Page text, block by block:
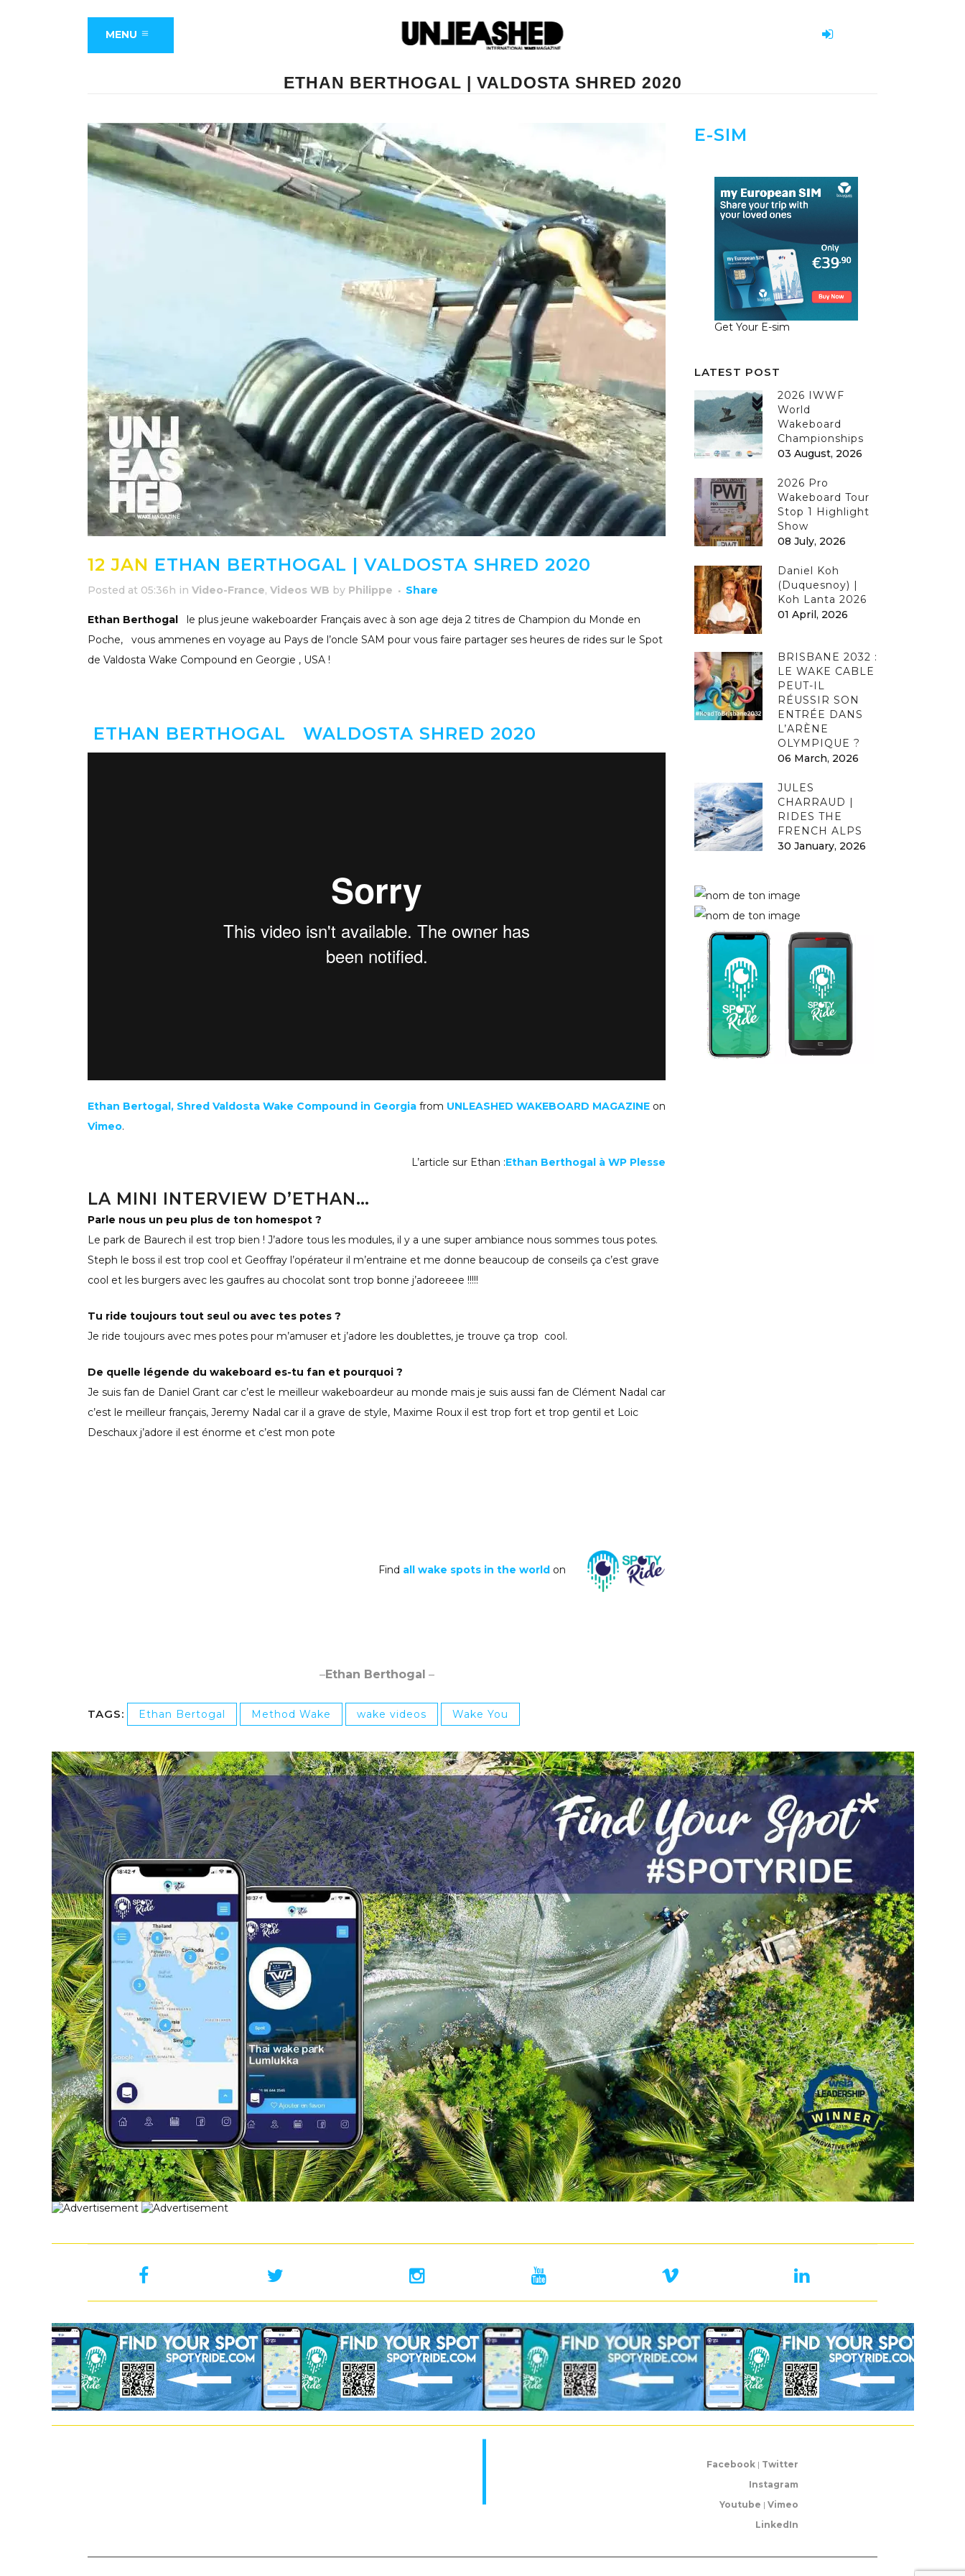
MENU
ETHAN BERTHOGAL | VALDOSTA SHRED 2020
12 JAN ETHAN BERTHOGAL | VALDOSTA SHRED 2020
Posted at 05:36h in Video-France, Videos WB by Philippe Share
Ethan Berthogal
le plus jeune wakeboarder Français avec à son age deja 2 titres de Champion du Monde en
Poche, vous ammenes en voyage au Pays de l’oncle SAM pour vous faire partager ses heures de rides sur le Spot
de Valdosta Wake Compound en Georgie , USA !
ETHAN BERTHOGAL WALDOSTA SHRED 2020
Ethan Bertogal, Shred Valdosta Wake Compound in Georgia from UNLEASHED WAKEBOARD MAGAZINE on
Vimeo.
L’article sur Ethan :Ethan Berthogal à WP Plesse
LA MINI INTERVIEW D’ETHAN…
Parle nous un peu plus de ton homespot ?
Le park de Baurech il est trop bien ! J’adore tous les modules, il y a une super ambiance nous sommes tous potes.
Steph le boss il est trop cool et Geoffray l’opérateur il m’entraine et me donne beaucoup de conseils ça c’est grave
cool et les burgers avec les gaufres au chocolat sont trop bonne j’adoreeee !!!!!
Tu ride toujours tout seul ou avec tes potes ?
Je ride toujours avec mes potes pour m’amuser et j’adore les doublettes, je trouve ça trop cool.
De quelle légende du wakeboard es-tu fan et pourquoi ?
Je suis fan de Daniel Grant car c’est le meilleur wakeboardeur au monde mais je suis aussi fan de Clément Nadal car
c’est le meilleur français, Jeremy Nadal car il a grave de style, Maxime Roux il est trop fort et trop gentil et Loic
Deschaux j’adore il est énorme et c’est mon pote
Find all wake spots in the worldon
–Ethan Berthogal –
TAGS: Ethan Bertogal Method Wake wake videos Wake You
E-SIM
Get Your E-sim
LATEST POST
2026 IWWF
World
Wakeboard
Championships
03 August, 2026
2026 Pro
Wakeboard Tour
Stop 1 Highlight
Show
08 July, 2026
Daniel Koh
(Duquesnoy) |
Koh Lanta 2026
01 April, 2026
BRISBANE 2032 :
LE WAKE CABLE
PEUT-IL
RÉUSSIR SON
ENTRÉE DANS
L’ARÈNE
OLYMPIQUE ?
06 March, 2026
JULES
CHARRAUD |
RIDES THE
FRENCH ALPS
30 January, 2026
Facebook | Twitter
Instagram
Youtube | Vimeo
LinkedIn